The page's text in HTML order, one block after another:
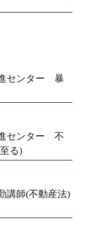
センター 暴
センター 不
る)
講師(不動産法)